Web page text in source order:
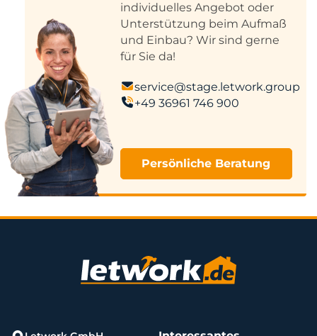
individuelles Angebot oder
Unterstützung beim Aufmaß
und Einbau? Wir sind gerne
für Sie da!
service@stage.letwork.group
+49 36961 746 900
Persönliche Beratung